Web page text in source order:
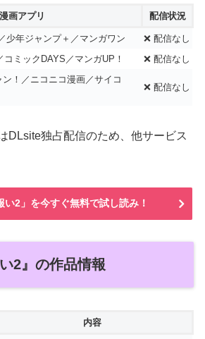
漫画アプリ 配信状況
少年ジャンプ＋／マンガワン
❌ 配信なし
ミックDAYS／マンガUP！
❌ 配信なし
！／ニコニコ漫画／サイコ
❌ 配信なし
DLsite独占配信のため、他サービス
い2」を今すぐ無料で試し読み！
2』の作品情報
内容